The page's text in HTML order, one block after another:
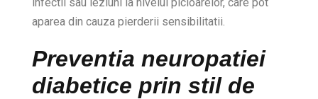
aparea din cauza pierderii sensibilitatii.
Preventia neuropatiei
diabetice prin stil de